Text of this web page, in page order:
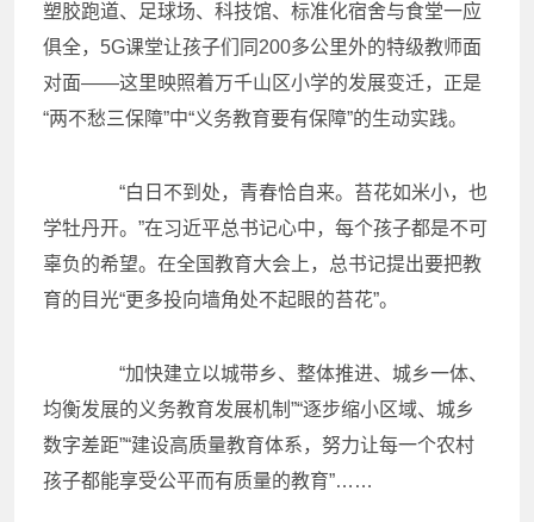
塑胶跑道、足球场、科技馆、标准化宿舍与食堂一应
俱全，5G课堂让孩子们同200多公里外的特级教师面
对面——这里映照着万千山区小学的发展变迁，正是
“两不愁三保障”中“义务教育要有保障”的生动实践。
“白日不到处，青春恰自来。苔花如米小，也
学牡丹开。”在习近平总书记心中，每个孩子都是不可
辜负的希望。在全国教育大会上，总书记提出要把教
育的目光“更多投向墙角处不起眼的苔花”。
“加快建立以城带乡、整体推进、城乡一体、
均衡发展的义务教育发展机制”“逐步缩小区域、城乡
数字差距”“建设高质量教育体系，努力让每一个农村
孩子都能享受公平而有质量的教育”……